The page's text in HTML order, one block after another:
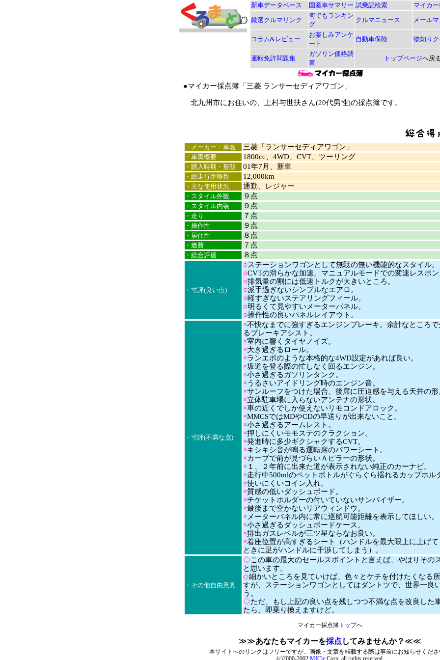
新車データベース 国産車サマリー 試乗記検索
マイカ
厳選クルマリンク
何でもランキン
グ
クルマニュース メール
コラム&レビュー
お楽しみアンケ
ート
自動車保険 物知り
運転免許問題集
ガソリン価格調
査
トップページへ戻
●マイカー採点簿「三菱 ランサーセディアワゴン」
北九州市にお住いの、上村与世扶さん(20代男性)の採点簿です。
・メーカー・車名 三菱「ランサーセディアワゴン」
・車両概要 1800cc、4WD、CVT、ツーリング
・購入時期・形態 01年7月、新車
・総走行距離数 12,000km
・主な使用状況 通勤、レジャー
・スタイル外観 ９点
・スタイル内装 ９点
・走り ７点
・操作性 ９点
・居住性 ８点
・燃費 ７点
・総合評価 ８点
・寸評(良い点)
○ステーションワゴンとして無駄の無い機能的なスタイル。
○CVTの滑らかな加速。マニュアルモードでの変速レスポン
○排気量の割には低速トルクが大きいところ。
○派手過ぎないシンプルなエアロ。
○軽すぎないステアリングフィール。
○明るくて見やすいメーターパネル。
○操作性の良いパネルレイアウト。
・寸評(不満な点)
×不快なまでに強すぎるエンジンブレーキ。余計なところで
るブレーキアシスト。
×室内に響くタイヤノイズ。
×大き過ぎるロール。
×ランエボのような本格的な4WD設定があれば良い。
×坂道を登る際の忙しなく回るエンジン。
×小さ過ぎるガソリンタンク。
×うるさいアイドリング時のエンジン音。
×サンルーフをつけた場合、後席に圧迫感を与える天井の形
×立体駐車場に入らないアンテナの形状。
×車の近くでしか使えないリモコンドアロック。
×MMCSではMDやCDの早送りが出来ないこと。
×小さ過ぎるアームレスト。
×押しにくいモモステのクラクション。
×発進時に多少ギクシャクするCVT。
×キシキシ音が鳴る運転席のパワーシート。
×カーブで前が見づらいＡピラーの形状。
× １、２年前に出来た道が表示されない純正のカーナビ。
×走行中500mlのペットボトルがぐらぐら揺れるカップホル
×使いにくいコイン入れ。
×質感の低いダッシュボード。
×チケットホルダーの付いていないサンバイザー。
×最後まで空かないリアウィンドウ。
× メーターパネル内に常に巡航可能距離を表示してほしい。
×小さ過ぎるダッシュボードケース。
×排出ガスレベルが三ツ星ならなお良い。
×着座位置が高すぎるシート（ハンドルを最大限上に上げて
ときに足がハンドルに干渉してしまう）。
・その他自由意見
◇この車の最大のセールスポイントと言えば、やはりその
と思います。
◇細かいところを見ていけば、色々とケチを付けたくなる
すが、ステーションワゴンとしてはダントツで、世界一良
う。
◇ただ、もし上記の良い点を残しつつ不満な点を改良した
たら、即乗り換えますけど。
マイカー採点簿 トップへ
≫≫あなたもマイカーを採点 してみませんか？ ≪≪
本サイトへのリンクはフリーですが、画像・文章を転載する際は事前にお知らせくださ
(c)2000-2002 MICleCorp. all rights reserved.